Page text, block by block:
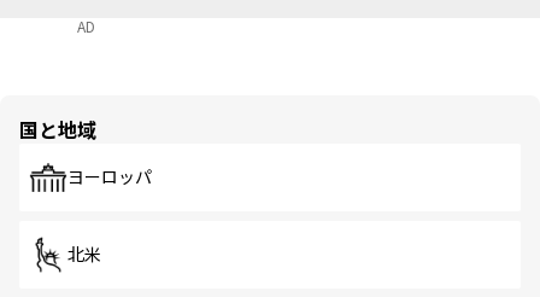
AD
国と地域
ヨーロッパ
北米